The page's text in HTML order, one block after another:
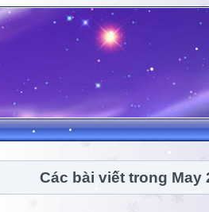
Các bài viết trong May